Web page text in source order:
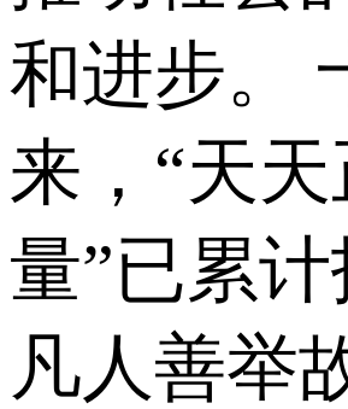
和进步。
来，“天
量”已累计
凡人善举